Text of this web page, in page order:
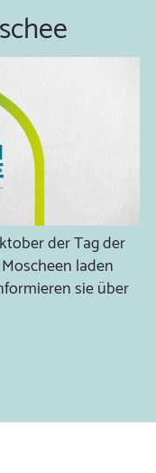
der Tag der
laden
sie über